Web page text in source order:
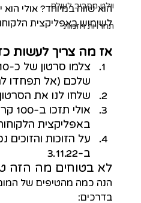
וולט מסביב לעולם
תחרויות ויוזמות
לשימוש באפליקצית
אז מה צריך לעשות
שלכם (אל תפחדו
שלחו לנו את
באפליקצית
על הזוכות והזוכים
ב-3.11.22
לא בטוחים מה הזה
הנה כמה מהטיפים של
בדרכים: